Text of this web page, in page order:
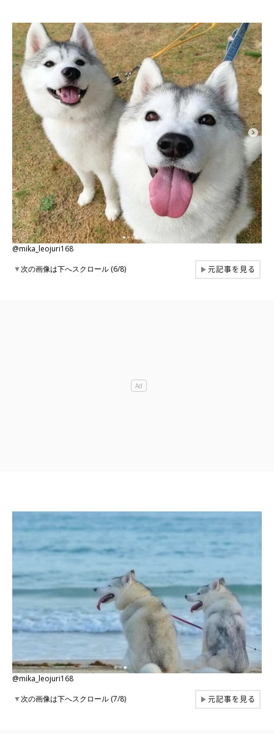
@mika_leojuri168
▼次の画像は下へスクロール (6/8) ▶元記事を見る
@mika_leojuri168
▼次の画像は下へスクロール (7/8) ▶元記事を見る